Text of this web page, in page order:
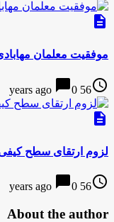
description
موفقیت معلمان
access_time
56 years ago
chat_bubble0
description
لزوم ارتقای سطح
access_time
56 years ago
chat_bubble0
About the author